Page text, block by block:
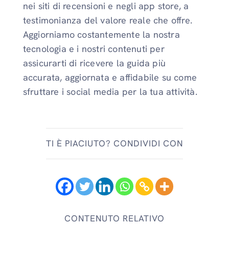
nei siti di recensioni e negli app store, a
testimonianza del valore reale che offre.
Aggiorniamo costantemente la nostra
tecnologia e i nostri contenuti per
assicurarti di ricevere la guida più
accurata, aggiornata e affidabile su come
sfruttare i social media per la tua attività.
TI È PIACIUTO? CONDIVIDI CON
CONTENUTO RELATIVO